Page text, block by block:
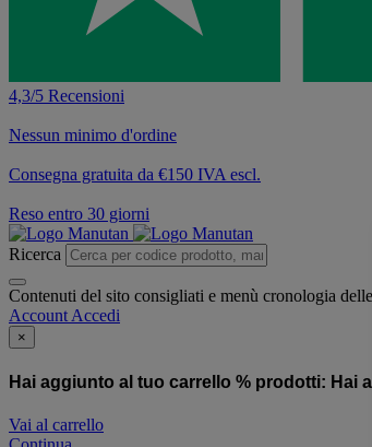
4,3/5 Recensioni
Nessun minimo d'ordine
Consegna gratuita da €150 IVA escl.
Reso entro 30 giorni
Ricerca
Contenuti del sito consigliati e menù cronologia delle
Account Accedi
×
Hai aggiunto al tuo carrello % prodotti: Hai
Vai al carrello